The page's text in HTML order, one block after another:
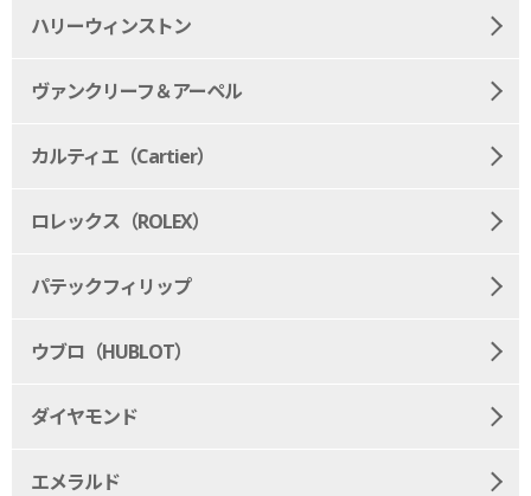
ハリーウィンストン
ヴァンクリーフ＆アーペル
カルティエ（Cartier）
ロレックス（ROLEX）
パテックフィリップ
ウブロ（HUBLOT）
ダイヤモンド
エメラルド